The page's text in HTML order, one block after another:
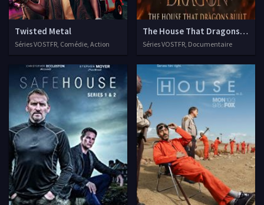
Twisted Metal
Séries VOSTFR, Comédie, Action
The House That Dragons Built
Séries VOSTFR, Documentaire